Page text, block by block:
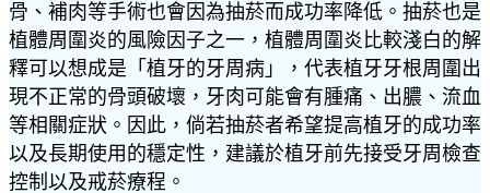
骨、補肉等手術也會因為抽菸而成功率降低。抽菸也是
植體周圍炎的風險因子之一，植體周圍炎比較淺白的解
釋可以想成是「植牙的牙周病」，代表植牙牙根周圍出
現不正常的骨頭破壞，牙肉可能會有腫痛、出膿、流血
等相關症狀。因此，倘若抽菸者希望提高植牙的成功率
以及長期使用的穩定性，建議於植牙前先接受牙周檢查
控制以及戒菸療程。